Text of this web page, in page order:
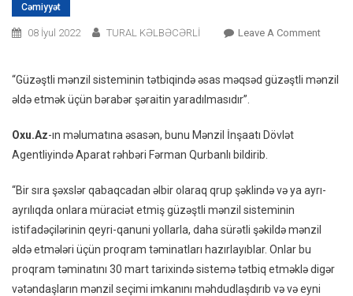
Cəmiyyət
08 İyul 2022 TURAL KƏLBƏCƏRLİ Leave A CommentOn
“Güzəştli mənzil sisteminin tətbiqində əsas məqsəd güzəştli mənzil
əldə etmək üçün bərabər şəraitin yaradılmasıdır”.
Oxu.Az-ın məlumatına əsasən, bunu Mənzil İnşaatı Dövlət
Agentliyində Aparat rəhbəri Fərman Qurbanlı bildirib.
“Bir sıra şəxslər qabaqcadan əlbir olaraq qrup şəklində və ya ayrı-
ayrılıqda onlara müraciət etmiş güzəştli mənzil sisteminin
istifadəçilərinin qeyri-qanuni yollarla, daha sürətli şəkildə mənzil
əldə etmələri üçün proqram təminatları hazırlayıblar. Onlar bu
proqram təminatını 30 mart tarixində sistemə tətbiq etməklə digər
vətəndaşların mənzil seçimi imkanını məhdudlaşdırıb və və eyni